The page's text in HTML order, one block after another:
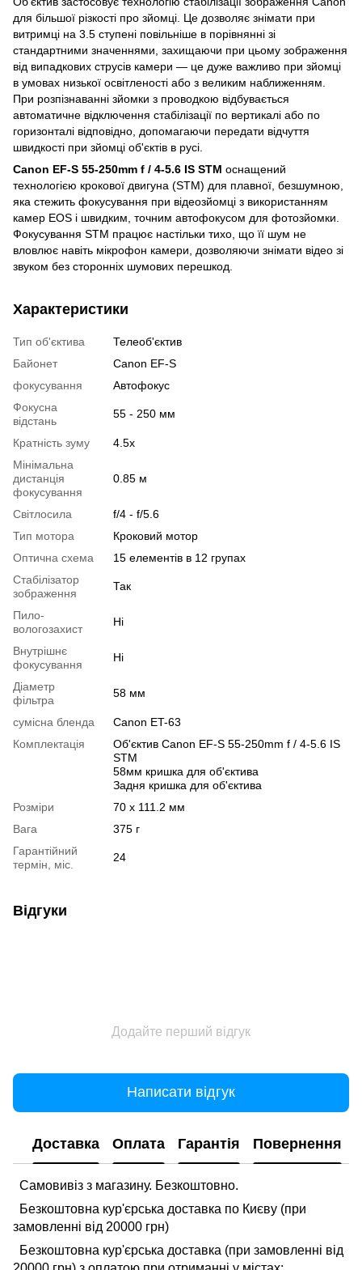
для більшої різкості про зйомці. Це дозволяє знімати при
витримці на 3.5 ступені повільніше в порівнянні зі
стандартними значеннями, захищаючи при цьому зображення
від випадкових струсів камери — це дуже важливо при зйомці
в умовах низької освітленості або з великим наближенням.
При розпізнаванні зйомки з проводкою відбувається
автоматичне відключення стабілізації по вертикалі або по
горизонталі відповідно, допомагаючи передати відчуття
швидкості при зйомці об'єктів в русі.
Canon EF-S 55-250mm f / 4-5.6 IS STM оснащений
технологією крокової двигуна (STM) для плавної, безшумною,
яка стежить фокусування при відеозйомці з використанням
камер EOS і швидким, точним автофокусом для фотозйомки.
Фокусування STM працює настільки тихо, що її шум не
вловлює навіть мікрофон камери, дозволяючи знімати відео зі
звуком без сторонніх шумових перешкод.
Характеристики
Тип об'єктива
Телеоб'єктив
Байонет
Canon EF-S
фокусування
Автофокус
Фокусна
відстань
55 - 250 мм
Кратність зуму
4.5x
Мінімальна
дистанція
фокусування
0.85 м
Світлосила
f/4 - f/5.6
Тип мотора
Кроковий мотор
Оптична схема
15 елементів в 12 групах
Стабілізатор
зображення
Так
Пило-
вологозахист
Ні
Внутрішнє
фокусування
Ні
Діаметр
фільтра
58 мм
сумісна бленда
Canon ET-63
Комплектація
Об'єктив Canon EF-S 55-250mm f / 4-5.6 IS
STM
58мм кришка для об'єктива
Задня кришка для об'єктива
Розміри
70 x 111.2 мм
Вага
375 г
Гарантійний
термін, міс.
24
Відгуки
Додайте перший відгук
Написати відгук
Доставка Оплата Гарантія Повернення
Самовивіз з магазину. Безкоштовно.
Безкоштовна кур'єрська доставка по Києву (при
замовленні від 20000 грн)
Безкоштовна кур'єрська доставка (при замовленні від